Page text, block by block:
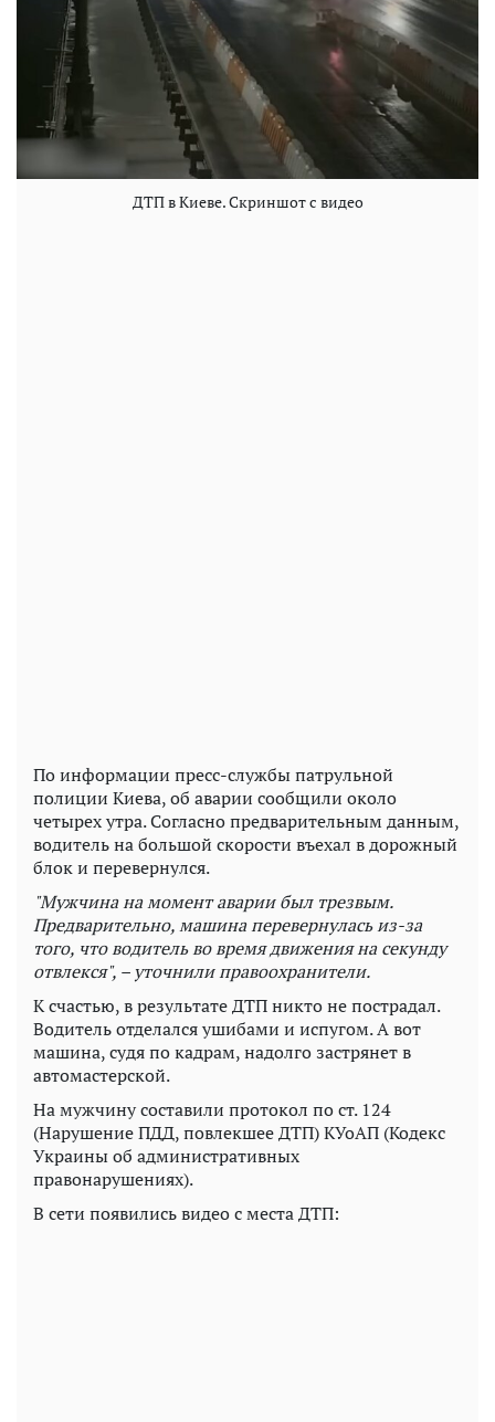
ДТП в Киеве. Скриншот с видео
По информации пресс-службы патрульной
полиции Киева, об аварии сообщили около
четырех утра. Согласно предварительным данным,
водитель на большой скорости въехал в дорожный
блок и перевернулся.
"Мужчина на момент аварии был трезвым.
Предварительно, машина перевернулась из-за
того, что водитель во время движения на секунду
отвлекся", – уточнили правоохранители.
К счастью, в результате ДТП никто не пострадал.
Водитель отделался ушибами и испугом. А вот
машина, судя по кадрам, надолго застрянет в
автомастерской.
На мужчину составили протокол по ст. 124
(Нарушение ПДД, повлекшее ДТП) КУоАП (Кодекс
Украины об административных
правонарушениях).
В сети появились видео с места ДТП: